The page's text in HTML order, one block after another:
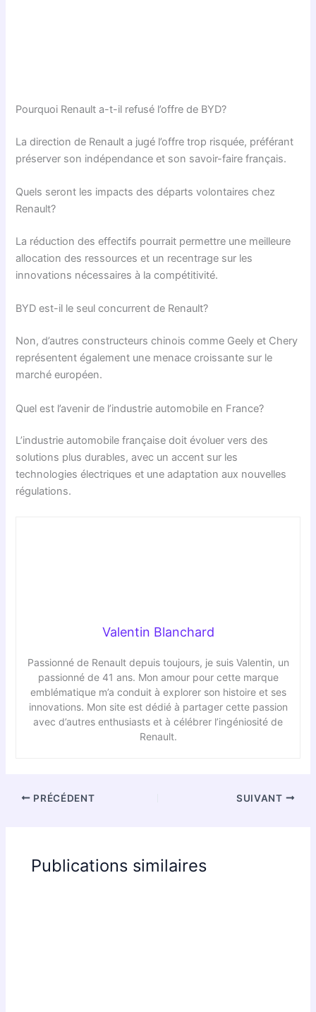
Pourquoi Renault a-t-il refusé l’offre de BYD?
La direction de Renault a jugé l’offre trop risquée, préférant
préserver son indépendance et son savoir-faire français.
Quels seront les impacts des départs volontaires chez
Renault?
La réduction des effectifs pourrait permettre une meilleure
allocation des ressources et un recentrage sur les
innovations nécessaires à la compétitivité.
BYD est-il le seul concurrent de Renault?
Non, d’autres constructeurs chinois comme Geely et Chery
représentent également une menace croissante sur le
marché européen.
Quel est l’avenir de l’industrie automobile en France?
L’industrie automobile française doit évoluer vers des
solutions plus durables, avec un accent sur les
technologies électriques et une adaptation aux nouvelles
régulations.
Valentin Blanchard
Passionné de Renault depuis toujours, je suis Valentin, un
passionné de 41 ans. Mon amour pour cette marque
emblématique m’a conduit à explorer son histoire et ses
innovations. Mon site est dédié à partager cette passion
avec d’autres enthusiasts et à célébrer l’ingéniosité de
Renault.
PRÉCÉDENT SUIVANT
Publications similaires